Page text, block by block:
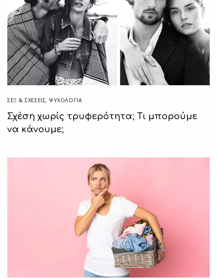
ΣΕΞ & ΣΧΈΣΕΙΣ, ΨΥΧΟΛΟΓΙΑ
Σχέση χωρίς τρυφερότητα; Τι μπορούμε
να κάνουμε;